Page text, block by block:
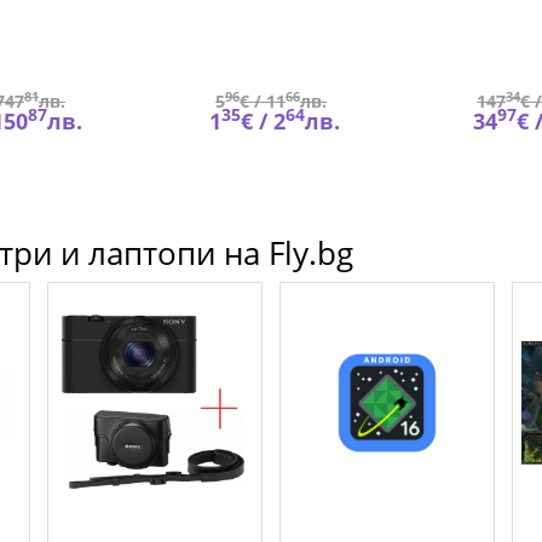
81лв.
87лв.
596€ /1166лв.
135€ /264лв.
14734€
3497€
и лаптопи на Fly.bg